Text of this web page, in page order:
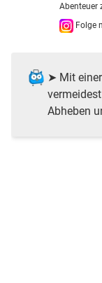
Abenteuer
Folge
➤ Mit
Abheben